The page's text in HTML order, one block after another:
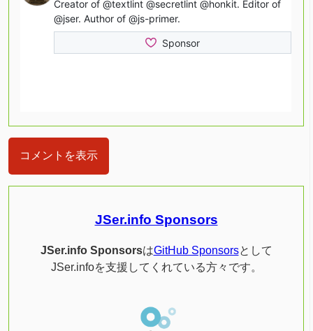
コメントを表示
JSer.info Sponsors
JSer.info SponsorsはGitHub Sponsorsとして
JSer.infoを支援してくれている方々です。